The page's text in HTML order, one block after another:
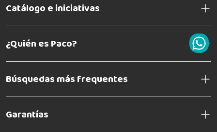
Catálogo e iniciativas
¿Quién es Paco?
Búsquedas más frequentes
Garantías